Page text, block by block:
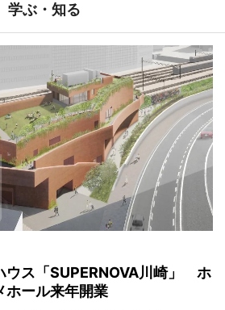
学ぶ・知る
ウス「SUPERNOVA川崎」 ホ
ホール来年開業